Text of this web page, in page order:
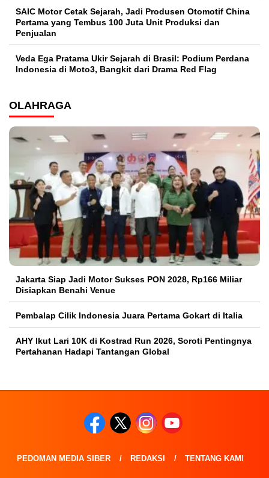
SAIC Motor Cetak Sejarah, Jadi Produsen Otomotif China
Pertama yang Tembus 100 Juta Unit Produksi dan
Penjualan
Veda Ega Pratama Ukir Sejarah di Brasil: Podium Perdana
Indonesia di Moto3, Bangkit dari Drama Red Flag
OLAHRAGA
Jakarta Siap Jadi Motor Sukses PON 2028, Rp166 Miliar
Disiapkan Benahi Venue
Pembalap Cilik Indonesia Juara Pertama Gokart di Italia
AHY Ikut Lari 10K di Kostrad Run 2026, Soroti Pentingnya
Pertahanan Hadapi Tantangan Global
PEDOMAN MEDIA SIBER REDAKSI TENTANG KAMI